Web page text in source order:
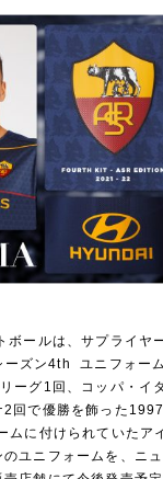
ボールは、サプライヤ
ーズン4th ユニフォー
ーグ1回、コッパ・イ
2回で優勝を飾った
ムに付けられていたア
ユニフォームを、ニ